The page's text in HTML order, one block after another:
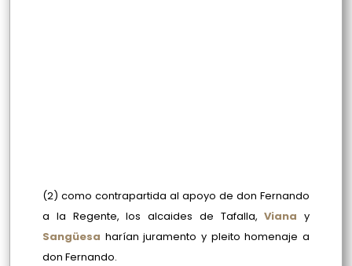
(2) como contrapartida al apoyo de don Fernando
a la Regente, los alcaides de Tafalla,Viana y
Sangüesa harían juramento y pleito homenaje a
don Fernando.